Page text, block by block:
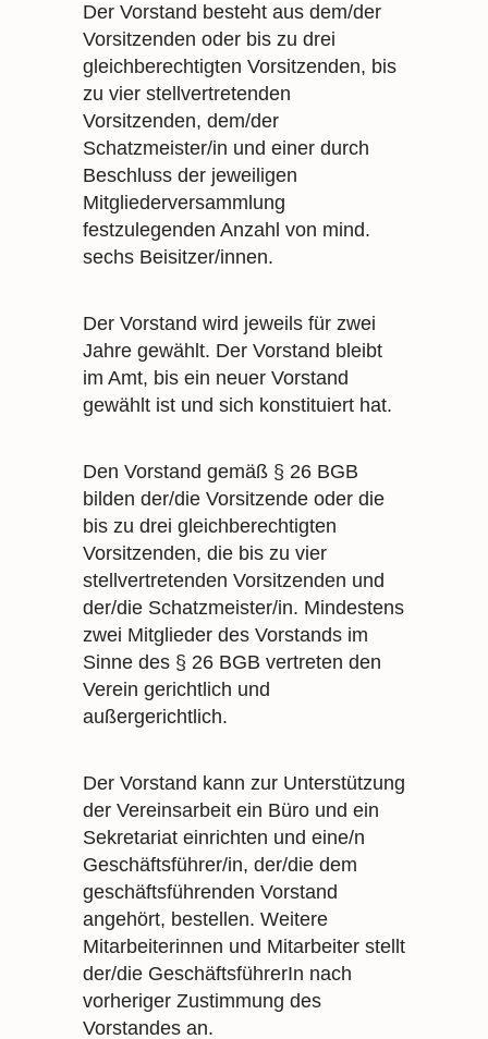
Der Vorstand besteht aus dem/der
Vorsitzenden oder bis zu drei
gleichberechtigten Vorsitzenden, bis
zu vier stellvertretenden
Vorsitzenden, dem/der
Schatzmeister/in und einer durch
Beschluss der jeweiligen
Mitgliederversammlung
festzulegenden Anzahl von mind.
sechs Beisitzer/innen.
Der Vorstand wird jeweils für zwei
Jahre gewählt. Der Vorstand bleibt
im Amt, bis ein neuer Vorstand
gewählt ist und sich konstituiert hat.
Den Vorstand gemäß § 26 BGB
bilden der/die Vorsitzende oder die
bis zu drei gleichberechtigten
Vorsitzenden, die bis zu vier
stellvertretenden Vorsitzenden und
der/die Schatzmeister/in. Mindestens
zwei Mitglieder des Vorstands im
Sinne des § 26 BGB vertreten den
Verein gerichtlich und
außergerichtlich.
Der Vorstand kann zur Unterstützung
der Vereinsarbeit ein Büro und ein
Sekretariat einrichten und eine/n
Geschäftsführer/in, der/die dem
geschäftsführenden Vorstand
angehört, bestellen. Weitere
Mitarbeiterinnen und Mitarbeiter stellt
der/die GeschäftsführerIn nach
vorheriger Zustimmung des
Vorstandes an.